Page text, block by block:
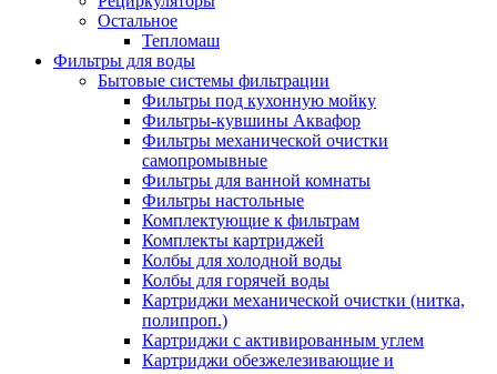
Остальное
Тепломаш
Фильтры для воды
Бытовые системы фильтрации
Фильтры под кухонную мойку
Фильтры-кувшины Аквафор
Фильтры механической очистки
самопромывные
Фильтры для ванной комнаты
Фильтры настольные
Комплектующие к фильтрам
Комплекты картриджей
Колбы для холодной воды
Колбы для горячей воды
Картриджи механической очистки (нитка,
полипроп.)
Картриджи с активированным углем
Картриджи обезжелезивающие и